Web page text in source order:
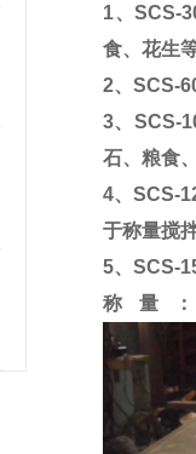
1、SCS-
食、花生
2、SCS-
3、 SCS-
石、粮食
4、SCS-
于称量搅
5、SCS-
称量